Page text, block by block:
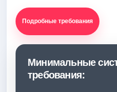
Подробные требования
Минимальные
требования: